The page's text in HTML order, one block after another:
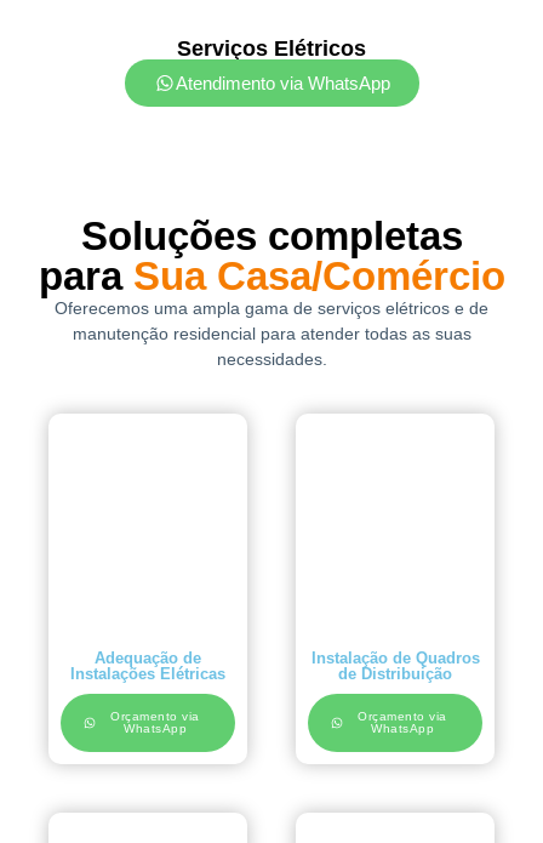
Serviços Elétricos
Atendimento via WhatsApp
Soluções completas
para Sua Casa/Comércio
Oferecemos uma ampla gama de serviços elétricos e de
manutenção residencial para atender todas as suas
necessidades.
Adequação de
Instalações Elétricas
Orçamento via
WhatsApp
Instalação de Quadros
de Distribuição
Orçamento via
WhatsApp